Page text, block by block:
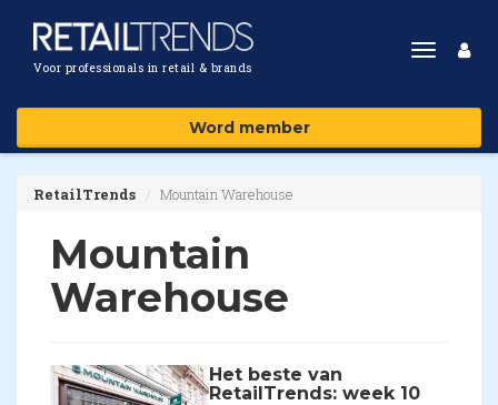
Voor professionals in retail & brands
Toggle
Word member
RetailTrends Mountain Warehouse
Mountain
Warehouse
Het beste van
RetailTrends: week 10